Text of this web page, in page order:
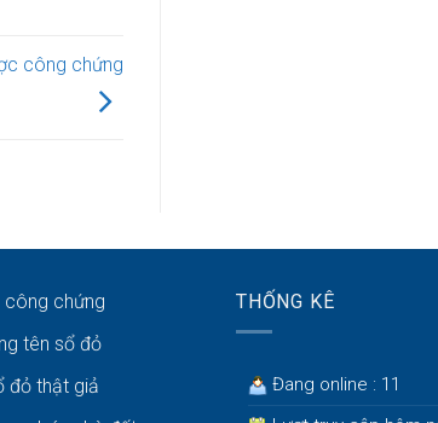
công chứng
công chứng
tên sổ đỏ
đỏ thật giả
THỐNG KÊ
Đang online : 11